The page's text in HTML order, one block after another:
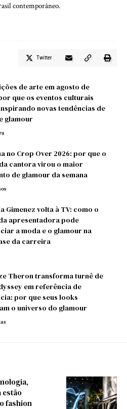
contemporâneo.
Twitter
de arte em agosto de
que os eventos culturais
novas tendências de
glamour
no Crop Over 2026: por que o
cantora virou o maior
de glamour da semana
Gimenez volta à TV: como o
apresentadora pode
a moda e o glamour na
da carreira
Theron transforma turnê de
em referência de
por que seus looks
o universo do glamour
estão
fashion